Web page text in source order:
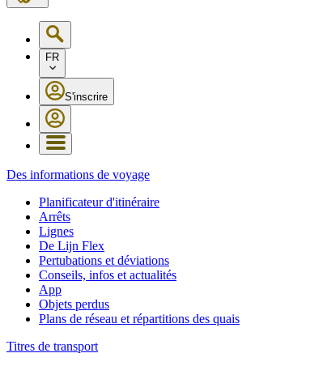
FR
S'inscrire
Des informations de voyage
Planificateur d'itinéraire
Arrêts
Lignes
De Lijn Flex
Pertubations et déviations
Conseils, infos et actualités
App
Objets perdus
Plans de réseau et répartitions des quais
Titres de transport